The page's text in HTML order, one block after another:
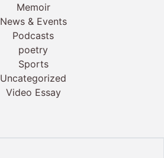
Memoir
News & Events
Podcasts
poetry
Sports
Uncategorized
Video Essay